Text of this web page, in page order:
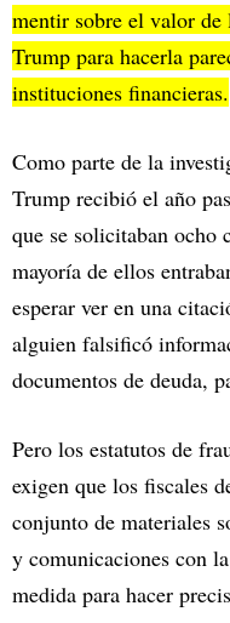
mentir sobre el valor
Trump para hacerla
instituciones financieras.
Como parte de la
Trump recibió el año
que se solicitaban ocho
mayoría de ellos
esperar ver en una
alguien falsificó
documentos de deuda,
Pero los estatutos de
exigen que los fiscales
conjunto de materiales
y comunicaciones con
medida para hacer